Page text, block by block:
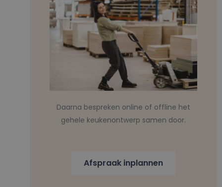
Daarna bespreken online of offline het
gehele keukenontwerp samen door.
Afspraak inplannen